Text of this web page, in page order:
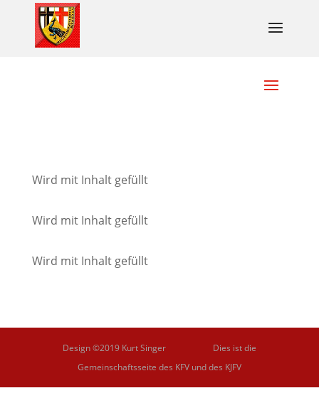
Wird mit Inhalt gefüllt
Wird mit Inhalt gefüllt
Wird mit Inhalt gefüllt
Design ©2019 Kurt Singer Dies ist die
Gemeinschaftsseite des KFV und des KJFV